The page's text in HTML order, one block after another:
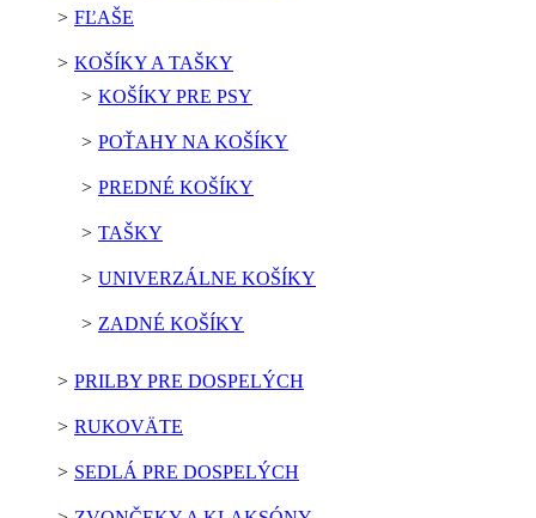
FĽAŠE
KOŠÍKY A TAŠKY
KOŠÍKY PRE PSY
POŤAHY NA KOŠÍKY
PREDNÉ KOŠÍKY
TAŠKY
UNIVERZÁLNE KOŠÍKY
ZADNÉ KOŠÍKY
PRILBY PRE DOSPELÝCH
RUKOVÄTE
SEDLÁ PRE DOSPELÝCH